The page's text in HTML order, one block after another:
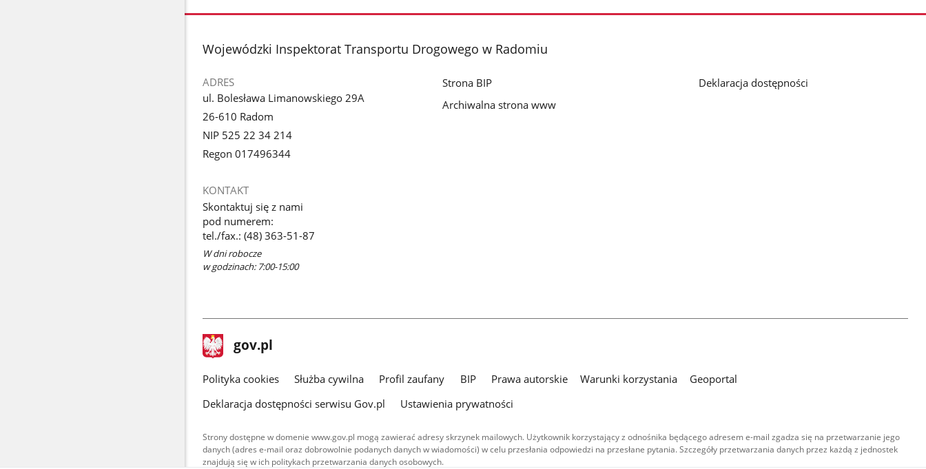
stopka
Wojewódzki Inspektorat Transportu Drogowego w Radomiu
ADRES
ul. Bolesława Limanowskiego 29A
26-610 Radom
NIP 525 22 34 214
Regon 017496344
KONTAKT
Skontaktuj się z nami
pod numerem:
tel./fax.: (48) 363-51-87
W dni robocze
w godzinach: 7:00-15:00
Strona BIP
Archiwalna strona www
Deklaracja dostępności
stopka
gov.pl Strona
gov.pl
gov.pl
Polityka cookies Służba cywilna Profil zaufany BIP Prawa autorskie Warunki korzystania
Geoportal
Deklaracja dostępności serwisu Gov.pl
Ustawienia prywatności
Strony dostępne w domenie www.gov.pl mogą zawierać adresy skrzynek mailowych. Użytkownik korzystający z odnośnika będącego adresem e-mail zgadza się na przetwarzanie jego
danych (adres e-mail oraz dobrowolnie podanych danych w wiadomości) w celu przesłania odpowiedzi na przesłane pytania. Szczegóły przetwarzania danych przez każdą z jednostek
znajdują się w ich politykach przetwarzania danych osobowych.